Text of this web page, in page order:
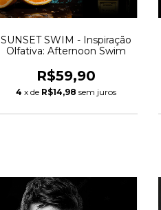
SUNSET SWIM - Inspiração
Olfativa: Afternoon Swim
R$59,90
4 x de R$14,98 sem juros